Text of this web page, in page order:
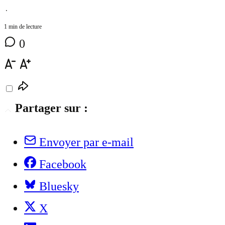
⋅
1 min de lecture
0
Partager sur :
Envoyer par e-mail
Facebook
Bluesky
X